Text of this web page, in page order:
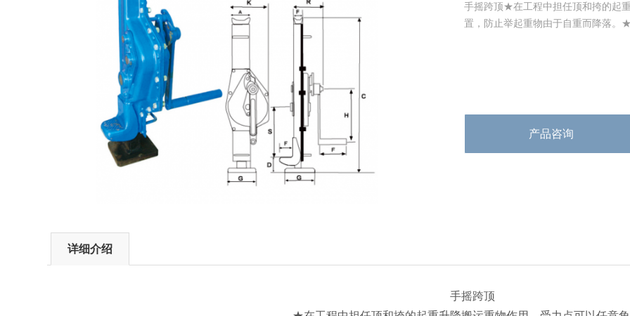
手摇跨顶★在工程中担任顶和挎的起
置，防止举起重物由于自重而降落。
产品咨询
详细介绍
手摇跨顶